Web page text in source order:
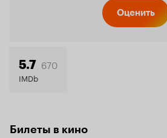
Оценить
5.7 670
IMDb
Билеты в кино